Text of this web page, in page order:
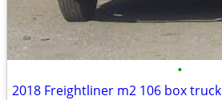
•
2018 Freightliner m2 106 box truck